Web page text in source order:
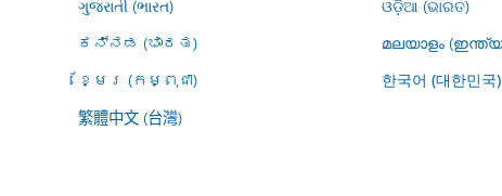
ગુજરાતી (ભારત)
ଓଡ଼ିଆ (ଭାରତ)
ಕನ್ನಡ (ಭಾರತ)
മലയാളം
ខ្មែរ (កម្ពុជា)
한국어 (대한민국)
繁體中文 (台灣)